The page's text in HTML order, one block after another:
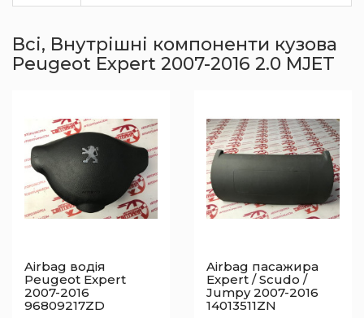
Всі, Внутрішні компоненти кузова
Peugeot Expert 2007-2016 2.0 MJET
Airbag водія
Peugeot Expert
2007-2016
96809217ZD
Airbag пасажира
Expert / Scudo /
Jumpy 2007-2016
14013511ZN